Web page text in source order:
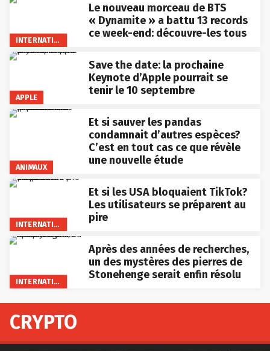
INTERNATIONAL
Le nouveau morceau de BTS
« Dynamite » a battu 13 records
ce week-end: découvre-les tous
APPLE
Save the date: la prochaine
Keynote d’Apple pourrait se
tenir le 10 septembre
ANIMAUX
Et si sauver les pandas
condamnait d’autres espèces?
C’est en tout cas ce que révèle
une nouvelle étude
INTERNATIONAL
Et si les USA bloquaient TikTok?
Les utilisateurs se préparent au
pire
INTERNATIONAL
Après des années de recherches,
un des mystères des pierres de
Stonehenge serait enfin résolu
CRYPTO